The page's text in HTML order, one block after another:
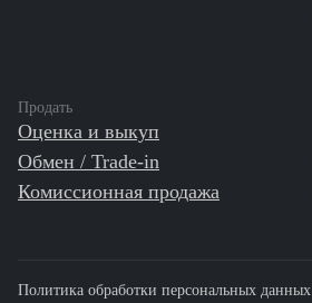
Продать
Оценка и выкуп
Обмен / Trade-in
Комиссионная продажа
Политика обработки персональных данных